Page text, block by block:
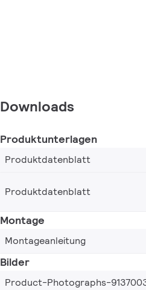
Downloads
Produktunterlagen
Produktdatenblatt
Produktdatenblatt
Montage
Montageanleitung
Bilder
Product-Photographs-